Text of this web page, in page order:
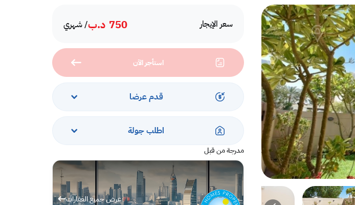
سعر الإيجار 750 د.ب/ شهري
استأجر الآن
قدم عرضا
اطلب جولة
مدرجة من قبل
عرض جميع العقارات